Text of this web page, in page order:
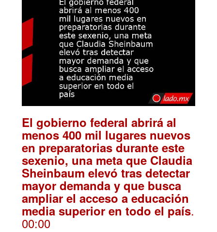
El gobierno federal abrirá al
menos 400 mil lugares nuevos
en preparatorias durante este
sexenio, una meta que Claudia
Sheinbaum elevó tras detectar
mayor demanda y que busca
ampliar el acceso a educación
media superior en todo el país.
00:00